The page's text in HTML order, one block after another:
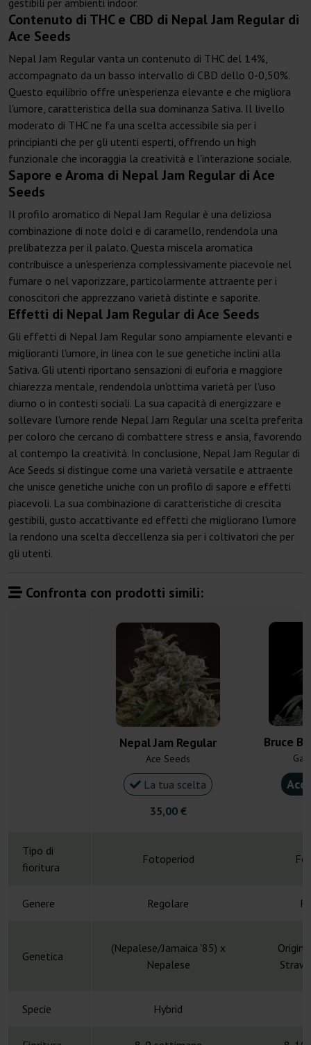
gestibili per ambienti indoor.
Contenuto di THC e CBD di Nepal Jam Regular di
Ace Seeds
Nepal Jam Regular vanta un contenuto di THC del 14%,
accompagnato da un basso intervallo di CBD dello 0-0,50%.
Questo equilibrio offre un'esperienza elevante e che migliora
l'umore, caratteristica della sua dominanza Sativa. Il livello
moderato di THC ne fa una scelta accessibile sia per i
principianti che per gli utenti esperti, offrendo un high
funzionale che incoraggia la creatività e l'interazione sociale.
Sapore e Aroma di Nepal Jam Regular di Ace
Seeds
Il profilo aromatico di Nepal Jam Regular è una deliziosa
combinazione di note dolci e di caramello, rendendola una
prelibatezza per il palato. Questa miscela aromatica
contribuisce a un'esperienza complessivamente piacevole nel
fumare o nel vaporizzare, particolarmente attraente per i
conoscitori che apprezzano varietà distinte e saporite.
Effetti di Nepal Jam Regular di Ace Seeds
Gli effetti di Nepal Jam Regular sono ampiamente elevanti e
miglioranti l'umore, in linea con le sue genetiche inclini alla
Sativa. Gli utenti riportano sensazioni di euforia e maggiore
chiarezza mentale, rendendola un'ottima varietà per l'uso
diurno o in contesti sociali. La sua capacità di energizzare e
sollevare l'umore rende Nepal Jam Regular una scelta preferita
per coloro che cercano di combattere stress e ansia, favorendo
al contempo la creatività. In conclusione, Nepal Jam Regular di
Ace Seeds si distingue come una varietà versatile e attraente
che unisce genetiche uniche con un profilo di sapore e effetti
piacevoli. La sua combinazione di caratteristiche di crescita
gestibili, gusto accattivante ed effetti che migliorano l'umore
la rendono una scelta d'eccellenza sia per i coltivatori che per
gli utenti.
Confronta con prodotti simili:
Nepal Jam Regular
Ace Seeds
La tua scelta
35,00 €
Bruce
Tipo di
fioritura
Fotoperiod
Genere Regolare
Genetica
(Nepalese/Jamaica '85) x
Nepalese
Specie Hybrid